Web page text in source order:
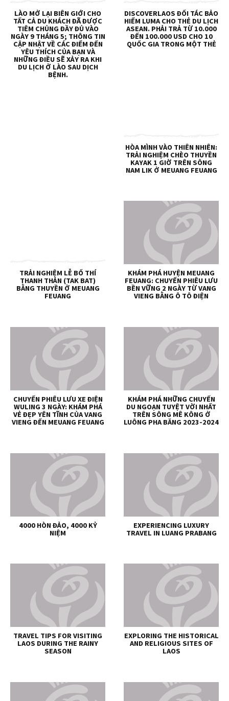
LÀO MỞ LẠI BIÊN GIỚI CHO
TẤT CẢ DU KHÁCH ĐÃ ĐƯỢC
TIÊM CHỦNG ĐẦY ĐỦ VÀO
NGÀY 9 THÁNG 5; THÔNG TIN
CẬP NHẬT VỀ CÁC ĐIỂM ĐẾN
YÊU THÍCH CỦA BẠN VÀ
NHỮNG ĐIỀU SẼ XẢY RA KHI
DU LỊCH Ở LÀO SAU DỊCH
BỆNH.
DISCOVERLAOS ĐỐI TÁC BẢO
HIỂM LUMA CHO THẺ DU LỊCH
ASEAN.​ PHẢI TRẢ TỪ 10.000
ĐẾN 100.000 USD CHO 10
QUỐC GIA TRONG MỘT THẺ
HÒA MÌNH VÀO THIÊN NHIÊN:
TRẢI NGHIỆM CHÈO THUYỀN
KAYAK 1 GIỜ TRÊN SÔNG
NAM LIK Ở MEUANG FEUANG
TRẢI NGHIỆM LỄ BỐ THÍ
THANH THẢN (TAK BAT)
BẰNG THUYỀN Ở MEUANG
FEUANG
KHÁM PHÁ HUYỆN MEUANG
FEUANG: CHUYẾN PHIÊU LƯU
BỀN VỮNG 2 NGÀY TỪ VANG
VIENG BẰNG Ô TÔ ĐIỆN
CHUYẾN PHIÊU LƯU XE ĐIỆN
WULING 3 NGÀY: KHÁM PHÁ
VẺ ĐẸP YÊN TĨNH CỦA VANG
VIENG ĐẾN MEUANG FEUANG
KHÁM PHÁ NHỮNG CHUYẾN
DU NGOẠN TUYỆT VỜI NHẤT
TRÊN SÔNG MÊ KÔNG Ở
LUÔNG PHA BĂNG 2023-2024
4000 HÒN ĐẢO, 4000 KỶ
NIỆM
EXPERIENCING LUXURY
TRAVEL IN LUANG PRABANG
TRAVEL TIPS FOR VISITING
LAOS DURING THE RAINY
SEASON
EXPLORING THE HISTORICAL
AND RELIGIOUS SITES OF
LAOS